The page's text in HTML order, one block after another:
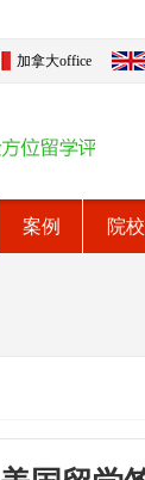
加拿大office
案例 院